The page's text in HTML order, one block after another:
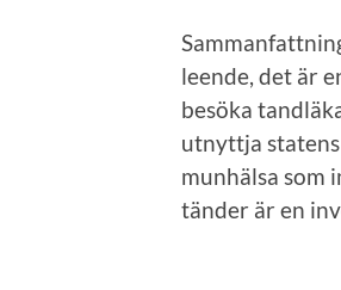
leende, det är
besöka
utnyttja
munhälsa som
tänder är en